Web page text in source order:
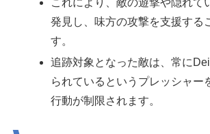
これにより、敵の遊撃や隠れて
発見し、味方の攻撃を支援する
す。
追跡対象となった敵は、常に
られているというプレッシャー
行動が制限されます。